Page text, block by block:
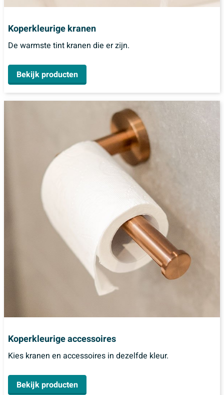
Koperkleurige kranen
De warmste tint kranen die er zijn.
Bekijk producten
Koperkleurige accessoires
Kies kranen en accessoires in dezelfde kleur.
Bekijk producten